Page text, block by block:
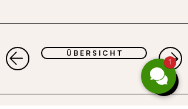
Ü B E R S I C H T
1